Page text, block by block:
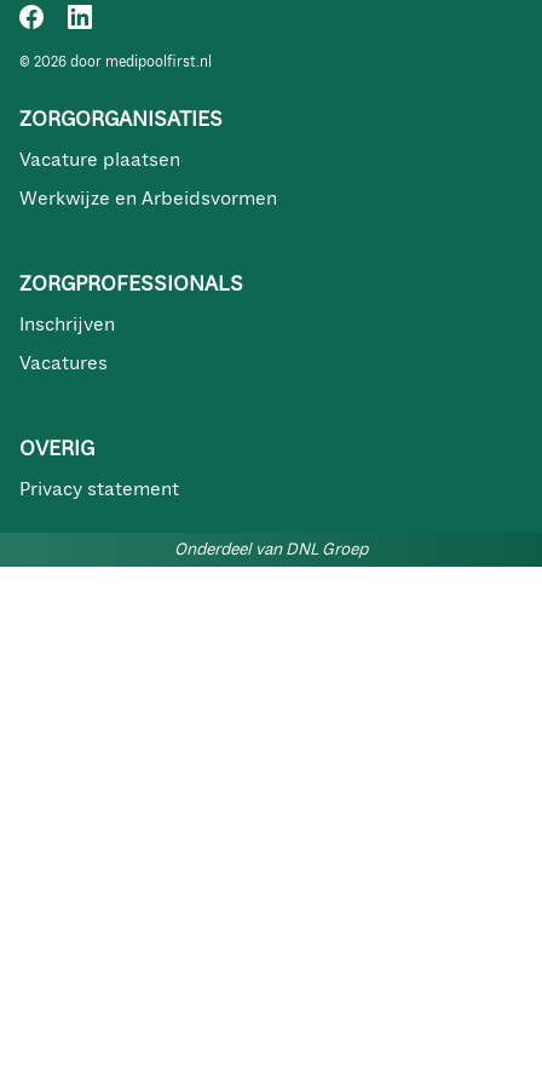
© 2026 door medipoolfirst.nl
ZORGORGANISATIES
Vacature plaatsen
Werkwijze en Arbeidsvormen
ZORGPROFESSIONALS
Inschrijven
Vacatures
OVERIG
Privacy statement
Onderdeel van DNL Groep